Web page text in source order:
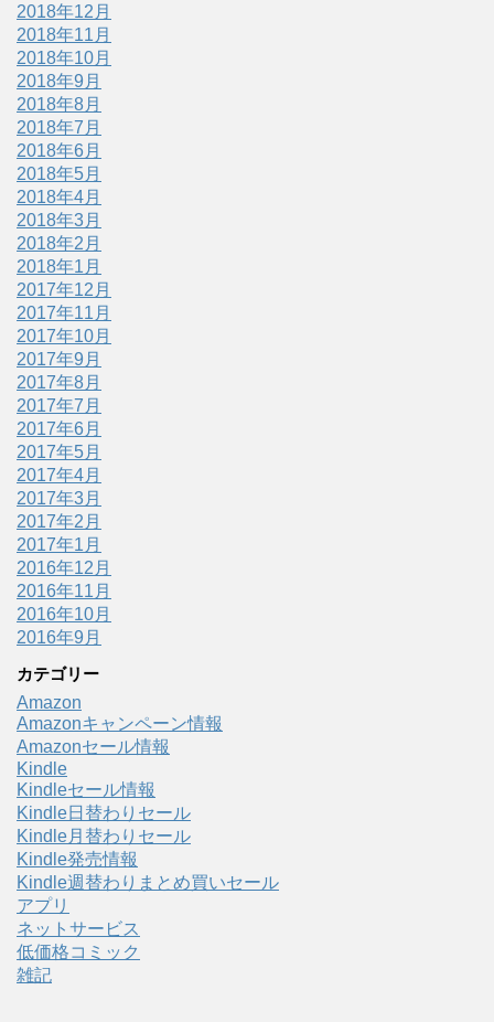
2018年12月
2018年11月
2018年10月
2018年9月
2018年8月
2018年7月
2018年6月
2018年5月
2018年4月
2018年3月
2018年2月
2018年1月
2017年12月
2017年11月
2017年10月
2017年9月
2017年8月
2017年7月
2017年6月
2017年5月
2017年4月
2017年3月
2017年2月
2017年1月
2016年12月
2016年11月
2016年10月
2016年9月
カテゴリー
Amazon
Amazonキャンペーン情報
Amazonセール情報
Kindle
Kindleセール情報
Kindle日替わりセール
Kindle月替わりセール
Kindle発売情報
Kindle週替わりまとめ買いセール
アプリ
ネットサービス
低価格コミック
雑記